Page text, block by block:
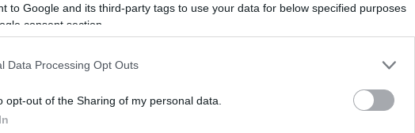
to Google and its third-party tags to use your data for below specified purposes
consent section.
Data Processing Opt Outs
opt-out of the Sharing of my personal data.
írja le a projektet, ami jól illik az